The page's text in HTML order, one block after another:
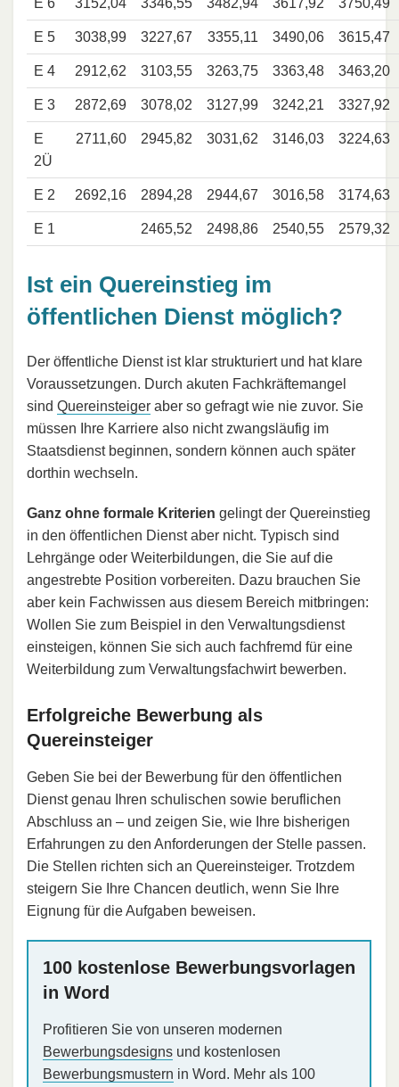
E 6 3152,04 3346,55 3482,94 3617,92 3750,49
E 5 3038,99 3227,67 3355,11 3490,06 3615,47
E 4 2912,62 3103,55 3263,75 3363,48 3463,20
E 3 2872,69 3078,02 3127,99 3242,21 3327,92
E
2Ü
2711,60 2945,82 3031,62 3146,03 3224,63
E 2 2692,16 2894,28 2944,67 3016,58 3174,63
E 1 2465,52 2498,86 2540,55 2579,32
Ist ein Quereinstieg im
öffentlichen Dienst möglich?
Der öffentliche Dienst ist klar strukturiert und hat klare
Voraussetzungen. Durch akuten Fachkräftemangel
sind Quereinsteiger aber so gefragt wie nie zuvor. Sie
müssen Ihre Karriere also nicht zwangsläufig im
Staatsdienst beginnen, sondern können auch später
dorthin wechseln.
Ganz ohne formale Kriterien gelingt der Quereinstieg
in den öffentlichen Dienst aber nicht. Typisch sind
Lehrgänge oder Weiterbildungen, die Sie auf die
angestrebte Position vorbereiten. Dazu brauchen Sie
aber kein Fachwissen aus diesem Bereich mitbringen:
Wollen Sie zum Beispiel in den Verwaltungsdienst
einsteigen, können Sie sich auch fachfremd für eine
Weiterbildung zum Verwaltungsfachwirt bewerben.
Erfolgreiche Bewerbung als
Quereinsteiger
Geben Sie bei der Bewerbung für den öffentlichen
Dienst genau Ihren schulischen sowie beruflichen
Abschluss an – und zeigen Sie, wie Ihre bisherigen
Erfahrungen zu den Anforderungen der Stelle passen.
Die Stellen richten sich an Quereinsteiger. Trotzdem
steigern Sie Ihre Chancen deutlich, wenn Sie Ihre
Eignung für die Aufgaben beweisen.
100 kostenlose Bewerbungsvorlagen
in Word
Profitieren Sie von unseren modernen
Bewerbungsdesigns und kostenlosen
Bewerbungsmustern in Word. Mehr als 100